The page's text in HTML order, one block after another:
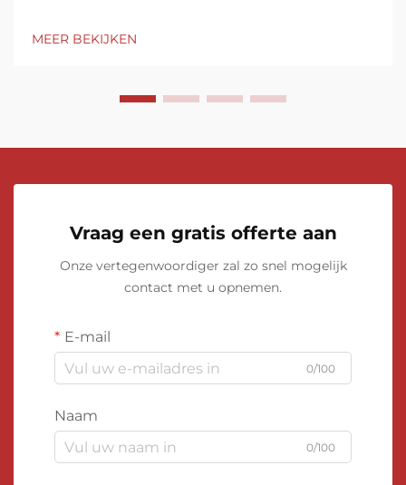
MEER BEKIJKEN
Vraag een gratis offerte aan
Onze vertegenwoordiger zal zo snel mogelijk
contact met u opnemen.
E-mail
0/100
Naam
0/100